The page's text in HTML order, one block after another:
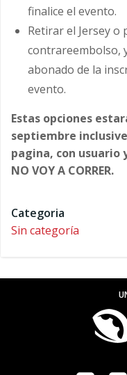
finalice el evento.
Retirar el Jersey
contrareembolso,
abonado de la
evento.
Estas opciones
septiembre
pagina, con usuario
NO VOY A CORRER.
Categoria
Sin categoría